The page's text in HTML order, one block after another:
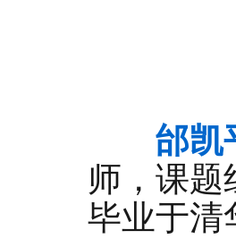
邰凯
师，课题
毕业于清